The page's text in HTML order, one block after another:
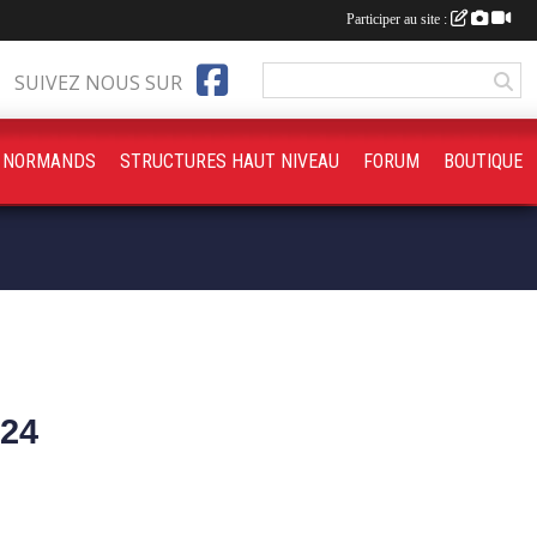
SUIVEZ NOUS SUR
STRUCTURES HAUT NIVEAU FORUM BOUTIQUE
Participer au site :